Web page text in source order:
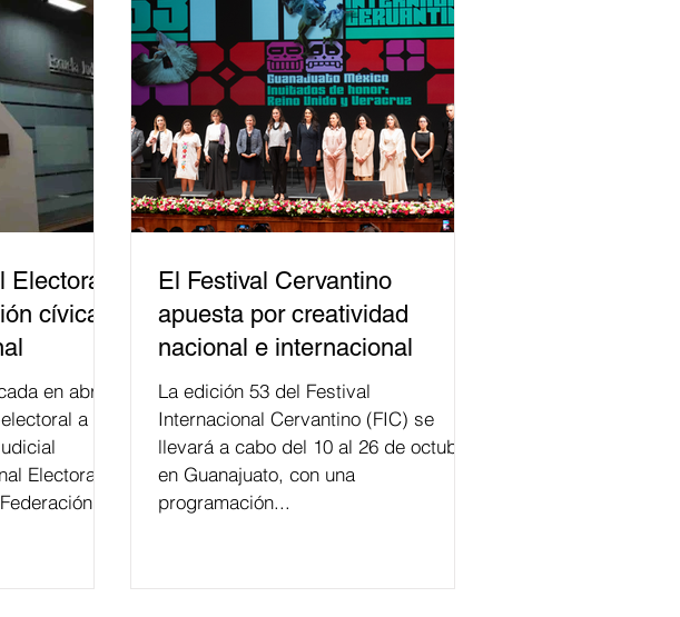
cívica
en abrir
a la
Electoral
ha
y el
El Festival Cervantino
apuesta por creatividad
nacional e internacional
La edición 53 del Festival
Internacional Cervantino (FIC) se
llevará a cabo del 10 al 26 de octubre
en Guanajuato, con una
programación...